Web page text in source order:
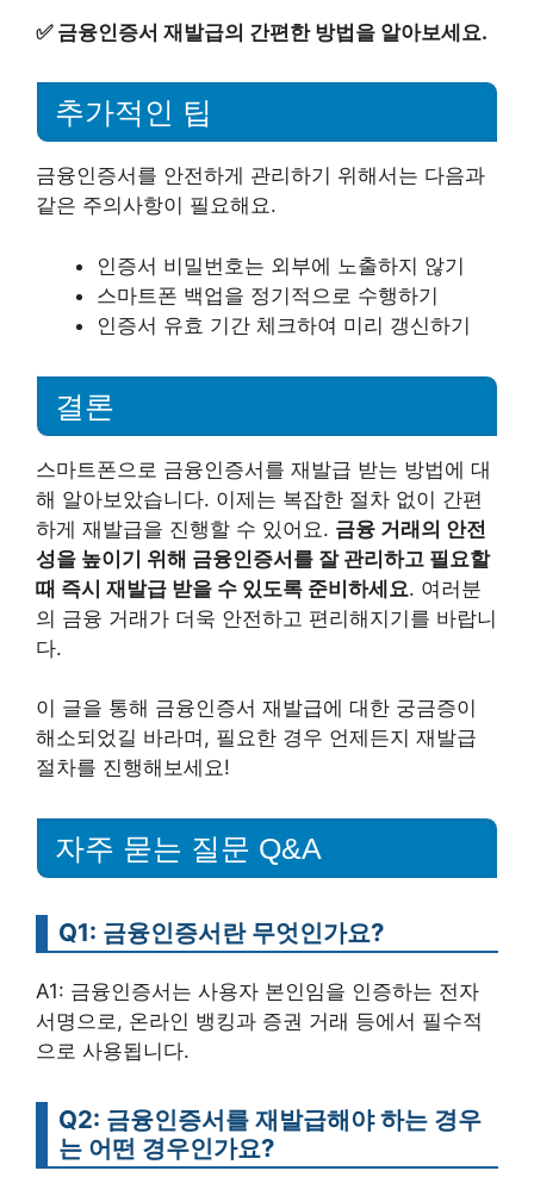
✅ 금융인증서 재발급의 간편한 방법을 알아보세요.
추가적인 팁
금융인증서를 안전하게 관리하기 위해서는 다음과
같은 주의사항이 필요해요.
인증서 비밀번호는 외부에 노출하지 않기
스마트폰 백업을 정기적으로 수행하기
인증서 유효 기간 체크하여 미리 갱신하기
결론
스마트폰으로 금융인증서를 재발급 받는 방법에 대
해 알아보았습니다. 이제는 복잡한 절차 없이 간편
하게 재발급을 진행할 수 있어요. 금융 거래의 안전
성을 높이기 위해 금융인증서를 잘 관리하고 필요할
때 즉시 재발급 받을 수 있도록 준비하세요. 여러분
의 금융 거래가 더욱 안전하고 편리해지기를 바랍니
다.
이 글을 통해 금융인증서 재발급에 대한 궁금증이
해소되었길 바라며, 필요한 경우 언제든지 재발급
절차를 진행해보세요!
자주 묻는 질문 Q&A
Q1: 금융인증서란 무엇인가요?
A1: 금융인증서는 사용자 본인임을 인증하는 전자
서명으로, 온라인 뱅킹과 증권 거래 등에서 필수적
으로 사용됩니다.
Q2: 금융인증서를 재발급해야 하는 경우
는 어떤 경우인가요?